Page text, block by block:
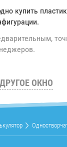
купить
ОКНО